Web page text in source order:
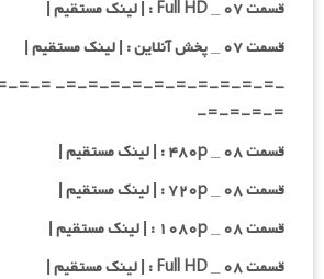
قسمت ۰۷ _ Full HD : | لینک مستقیم |
قسمت ۰۷ _ پخش آنلاین : | لینک مستقیم |
=-=-=-=- =-=-=-=-=-=-=-=-
=-=-=-=-
قسمت ۰۸ _ ۴۸۰p : | لینک مستقیم |
قسمت ۰۸ _ ۷۲۰p : | لینک مستقیم |
قسمت ۰۸ _ ۱۰۸۰p : | لینک مستقیم |
قسمت ۰۸ _ Full HD : | لینک مستقیم |